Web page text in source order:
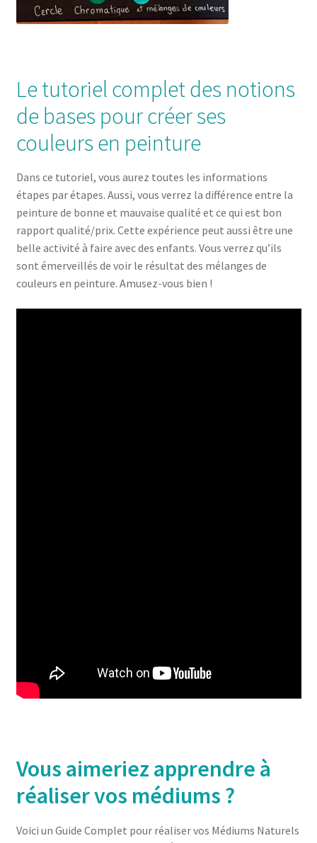
Le tutoriel complet des notions
de bases pour créer ses
couleurs en peinture
Dans ce tutoriel, vous aurez toutes les informations
étapes par étapes. Aussi, vous verrez la différence entre la
peinture de bonne et mauvaise qualité et ce qui est bon
rapport qualité/prix. Cette expérience peut aussi être une
belle activité à faire avec des enfants. Vous verrez qu’ils
sont émerveillés de voir le résultat des mélanges de
couleurs en peinture. Amusez-vous bien !
Vous aimeriez apprendre à
réaliser vos médiums ?
Voici un Guide Complet pour réaliser vos Médiums Naturels